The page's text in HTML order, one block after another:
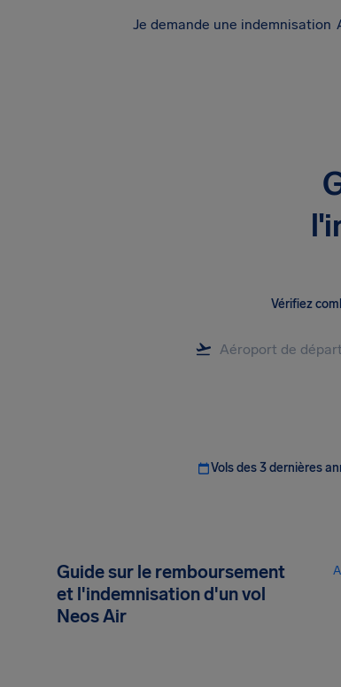
Je demande une indemnisation
Vérifiez
Vols des 3 dernières
Guide sur le remboursement
et l'indemnisation d'un vol
Neos Air